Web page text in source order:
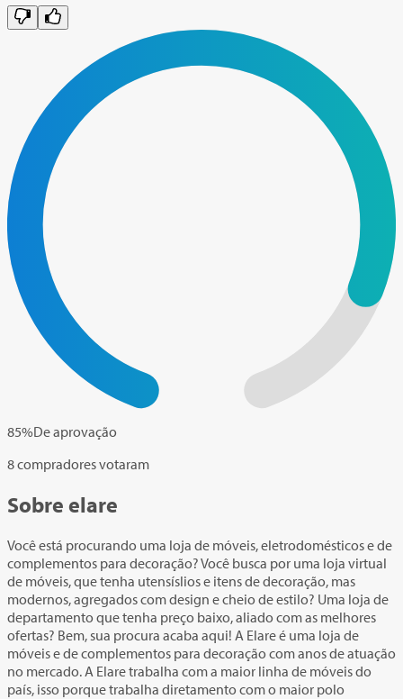
85%De aprovação
8 compradores votaram
Sobre elare
Você está procurando uma loja de móveis, eletrodomésticos e de
complementos para decoração? Você busca por uma loja virtual
de móveis, que tenha utensíslios e itens de decoração, mas
modernos, agregados com design e cheio de estilo? Uma loja de
departamento que tenha preço baixo, aliado com as melhores
ofertas? Bem, sua procura acaba aqui! A Elare é uma loja de
móveis e de complementos para decoração com anos de atuação
no mercado. A Elare trabalha com a maior linha de móveis do
país, isso porque trabalha diretamento com o maior polo